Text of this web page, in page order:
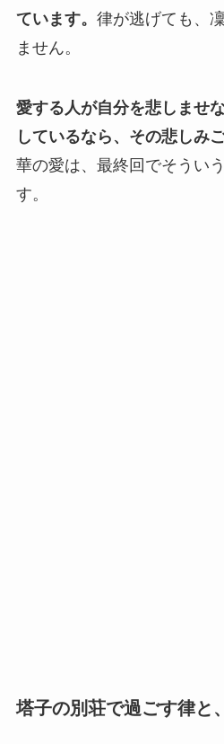
ています。 律が逃げても、
ません。
愛する人が自分を悲しませ
しているなら、その悲しみ
華の愛は、最終回でそうい
す。
塔子の別荘で過ごす律と